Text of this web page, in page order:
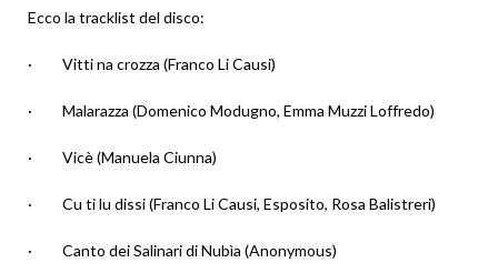
Ecco la tracklist del disco:
· Vitti na crozza (Franco Li Causi)
· Malarazza (Domenico Modugno, Emma Muzzi Loffredo)
· Vicè (Manuela Ciunna)
· Cu ti lu dissi (Franco Li Causi, Esposito, Rosa Balistreri)
· Canto dei Salinari di Nubìa (Anonymous)